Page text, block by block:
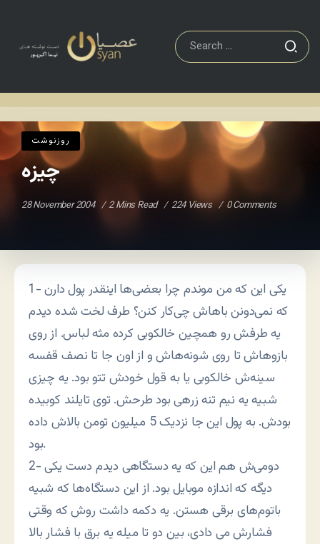
روزنوشت
چیزه
28 November 2004 2 Mins Read 224 Views 0 Comments
1- یکی این که من موندم چرا بعضی‌ها اینقدر پول دارن
که نمی‌دونن باهاش چی‌کار کنن؟ طرف لخت شده دیدم
یه طرفش رو همچین خالکوبی کرده مثه لباس. از روی
بازوهاش تا روی شونه‌هاش و از اون جا تا نصف قفسه
سینه‌ش خالکوبی یا به قول خودش تتو بود. یه چیزی
شبیه یه نیم تنه زرهی بود طرحش. توی تایلند کوبیده
بودش. به پول این جا نزدیک 5 میلیون تومن بالاش داده
بود.
2- دومی‌ش هم این که یه دستگاهی دیدم دست یکی
دیگه که اندازه موبایل بود. از این دستگاه‌ها که شبیه
باتوم‌های برقی هستن. یه دکمه داشت روش که وقتی
فشارش می دادی، بین دو تا میله یه برق با فشار بالا